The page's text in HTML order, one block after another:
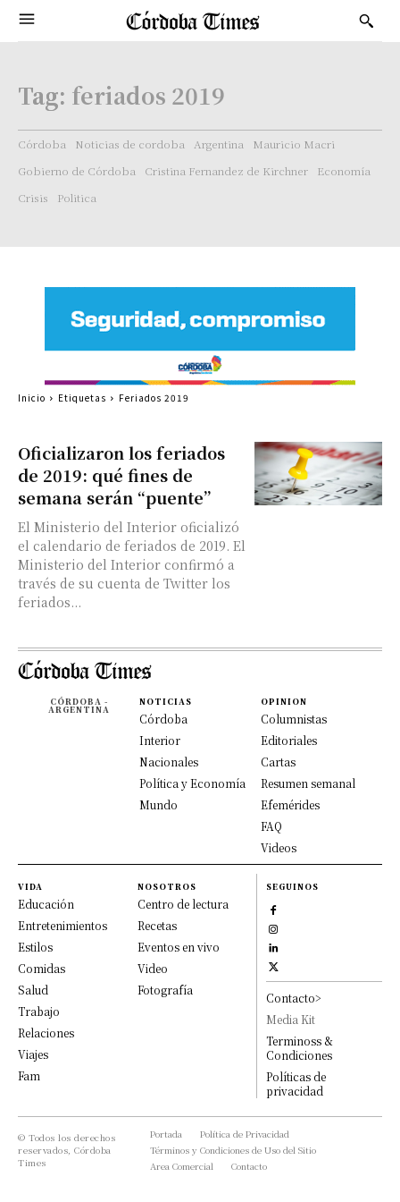
Tag: feriados 2019
Córdoba Noticias de cordoba Argentina
Mauricio Macri
Gobierno de Córdoba
Cristina Fernandez de Kirchner
Economía
Crisis
Politica
Oficializaron los feriados
de 2019: qué fines de
semana serán “puente”
El Ministerio del Interior oficializó
el calendario de feriados de 2019. El
Ministerio del Interior confirmó a
través de su cuenta de Twitter los
feriados...
Inicio Etiquetas Feriados 2019
CÓRDOBA -
ARGENTINA
NOTICIAS
Córdoba
Interior
Nacionales
Política y Economía
Mundo
OPINION
Columnistas
Editoriales
Cartas
Resumen semanal
Efemérides
FAQ
Videos
VIDA
Educación
Entretenimientos
Estilos
Comidas
Salud
Trabajo
Relaciones
Viajes
Fam
NOSOTROS
Centro de lectura
Recetas
Eventos en vivo
Video
Fotografía
SEGUINOS
Contacto>
Media Kit
Terminoss &
Condiciones
Políticas de
privacidad
© Todos los derechos
reservados, Córdoba
Times
Portada
Política de Privacidad
Términos y Condiciones de Uso del Sitio
Area Comercial
Contacto